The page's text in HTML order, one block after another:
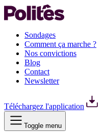
Sondages
Comment ça marche ?
Nos convictions
Blog
Contact
Newsletter
Téléchargez l'application
Toggle menu